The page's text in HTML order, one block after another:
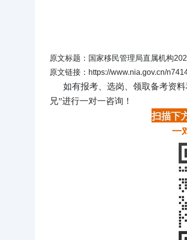
原文标题：国家移民管理局直属机构
原文链接：https://www.nia.gov.cn/
如有报考、选岗、领取备考资
兄”进行一对一咨询！
扫描下
一